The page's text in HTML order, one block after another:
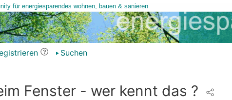
Suchen
Fenster - wer kennt das ?